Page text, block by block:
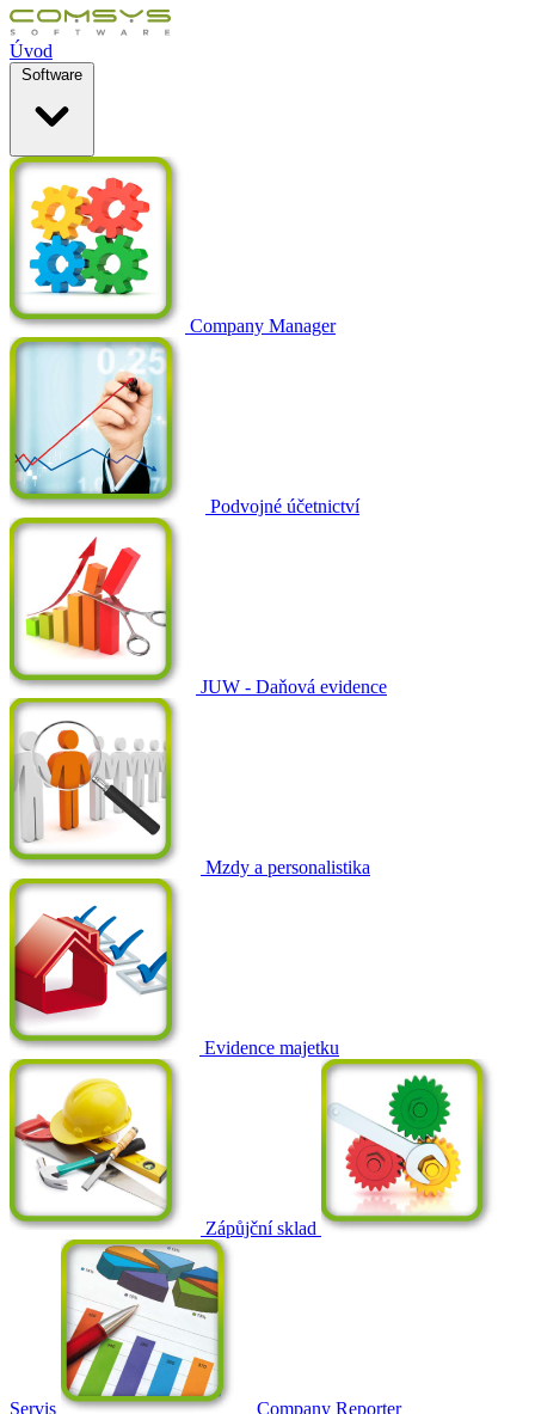
Úvod
Software
Company Manager
Podvojné účetnictví
JUW - Daňová evidence
Mzdy a personalistika
Evidence majetku
Zápůjční sklad
Servis Company Reporter